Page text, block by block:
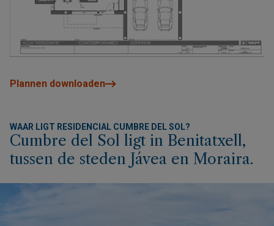
Plannen downloaden
WAAR LIGT RESIDENCIAL CUMBRE DEL SOL?
Cumbre del Sol ligt in Benitatxell,
tussen de steden Jávea en Moraira.